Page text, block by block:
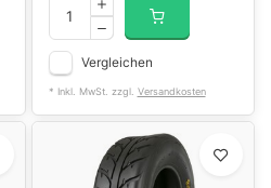
Vergleichen
* Inkl. MwSt. zzgl. Versandkosten